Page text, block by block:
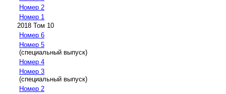
Номер 2
Номер 1
2018 Том 10
Номер 6
Номер 5
(специальный выпуск)
Номер 4
Номер 3
(специальный выпуск)
Номер 2